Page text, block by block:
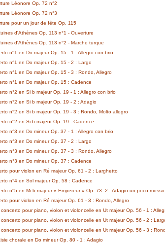
Léonore Op. 72 n°2
Léonore Op. 72 n°3
pour un jour de fête Op. 115
d'Athènes Op. 113 n°1 - Ouverture
d'Athènes Op. 113 n°2 - Marche turque
n°1 en Do majeur Op. 15 - 1 : Allegro con brio
n°1 en Do majeur Op. 15 - 2 : Largo
n°1 en Do majeur Op. 15 - 3 : Rondo, Allegro
n°1 en Do majeur Op. 15 : Cadence
n°2 en Si b majeur Op. 19 - 1 : Allegro con brio
n°2 en Si b majeur Op. 19 - 2 : Adagio
n°2 en Si b majeur Op. 19 - 3 : Rondo, Molto allegro
n°2 en Si b majeur Op. 19 : Cadence
n°3 en Do mineur Op. 37 - 1 : Allegro con brio
n°3 en Do mineur Op. 37 - 2 : Largo
n°3 en Do mineur Op. 37 - 3 : Rondo, Allegro
n°3 en Do mineur Op. 37 : Cadence
pour violon en Ré majeur Op. 61 - 2 : Larghetto
n°4 en Sol majeur Op. 58 : Cadence
n°5 en Mi b majeur « Empereur » Op. 73 -2 : Adagio un poco mosso
pour violon en Ré majeur Op. 61 - 3 : Rondo, Allegro
concerto pour piano, violon et violoncelle en Ut majeur Op. 56 - 1 :
concerto pour piano, violon et violoncelle en Ut majeur Op. 56 - 2 :
concerto pour piano, violon et violoncelle en Ut majeur Op. 56 - 3 :
chorale en Do mineur Op. 80 - 1 : Adagio